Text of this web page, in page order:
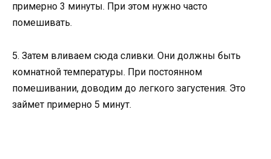
примерно 3 минуты. При этом нужно часто
помешивать.
5. Затем вливаем сюда сливки. Они должны быть
комнатной температуры. При постоянном
помешивании, доводим до легкого загустения. Это
займет примерно 5 минут.